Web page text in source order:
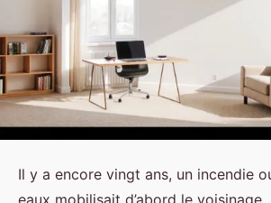
Il y a encore vingt ans, un incendie